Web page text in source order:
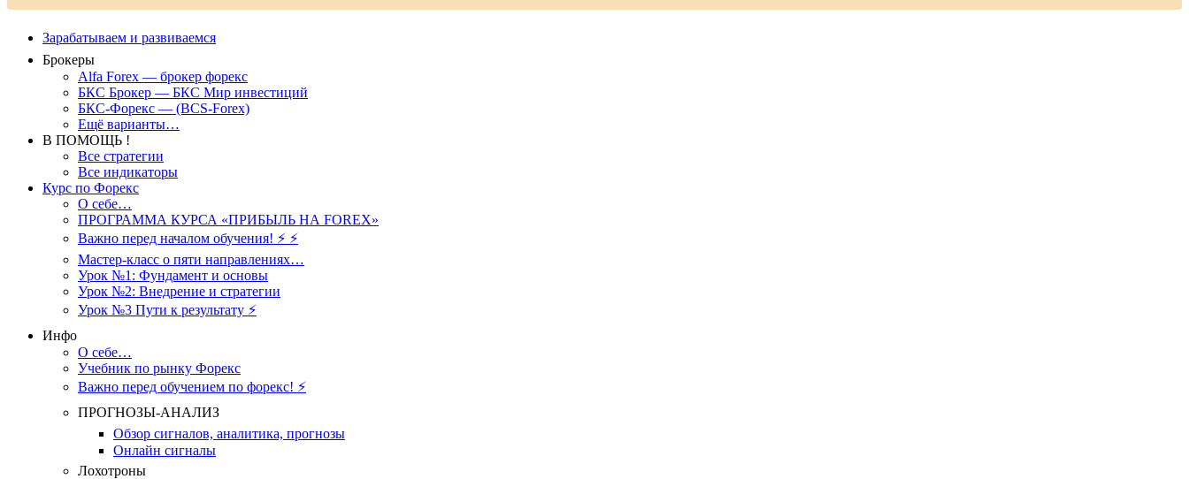
Зарабатываем и развиваемся
Брокеры
Alfa Forex — брокер форекс
БКС Брокер — БКС Мир инвестиций
БКС-Форекс — (BCS-Forex)
Ещё варианты…
В ПОМОЩЬ !
Все стратегии
Все индикаторы
Курс по Форекс
О себе…
ПРОГРАММА КУРСА «ПРИБЫЛЬ НА FOREX»
Важно перед началом обучения! ⚡ ⚡
Мастер-класс о пяти направлениях…
Урок №1: Фундамент и основы
Урок №2: Внедрение и стратегии
Урок №3 Пути к результату ⚡️
Инфо
О себе…
Учебник по рынку Форекс
Важно перед обучением по форекс! ⚡
ПРОГНОЗЫ-АНАЛИЗ
Обзор сигналов, аналитика, прогнозы
Онлайн сигналы
Лохотроны